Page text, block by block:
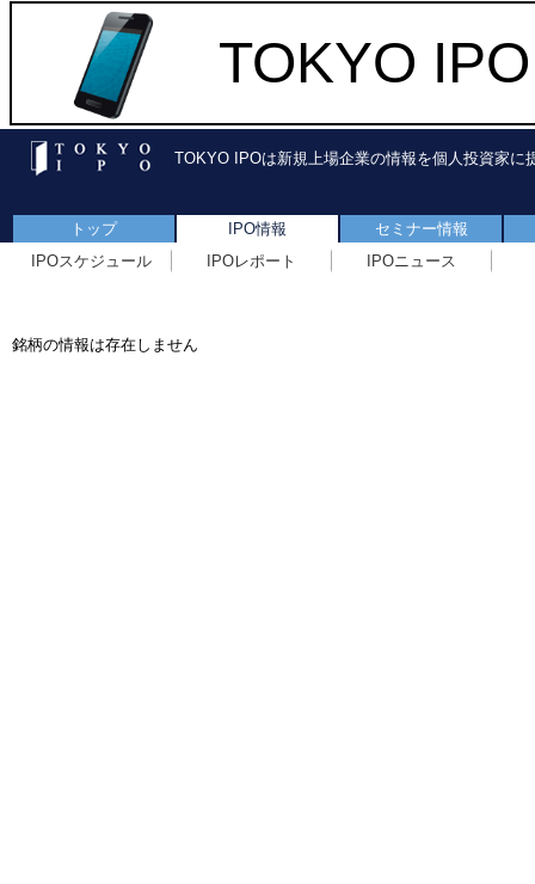
TOKYO
TOKYO IPOは新規上場企業の情報を個人投資家に
トップ IPO情報
セミナー情報
IPOスケジュール
IPOレポート IPOニュース
銘柄の情報は存在しません